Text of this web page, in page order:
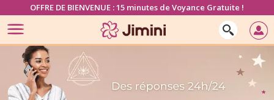
OFFRE DE BIENVENUE : 15 minutes de Voyance Gratuite !